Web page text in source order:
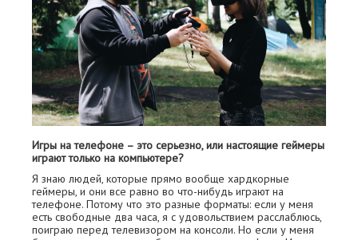
Игры на телефоне – это серьезно, или настоящие геймеры
играют только на компьютере?
Я знаю людей, которые прямо вообще хардкорные
геймеры, и они все равно во что-нибудь играют на
телефоне. Потому что это разные форматы: если у меня
есть свободные два часа, я с удовольствием расслаблюсь,
поиграю перед телевизором на консоли. Но если у меня